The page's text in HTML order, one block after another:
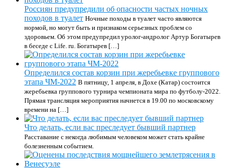
Россиян предупредили об опасности частых ночных
походов в туалет Ночные походы в туалет часто являются
нормой, но могут быть и признаком серьезных проблем со
здоровьем. Об этом предупредил уролог-андролог Артур Богатырев
в беседе с Life. ru. Богатырев […]
Определился состав корзин при жеребьевке группового
этапа ЧМ-2022 В пятницу, 1 апреля, в Дохе (Катар) состоится
жеребьевка группового турнира чемпионата мира по футболу-2022.
Прямая трансляция мероприятия начнется в 19.00 по московскому
времени на […]
Что делать, если вас преследует бывший партнер
Расставание с некогда любимым человеком может стать крайне
болезненным событием.